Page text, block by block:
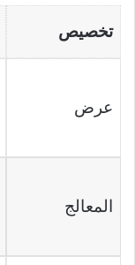
تخصيص
عرض
المعالج